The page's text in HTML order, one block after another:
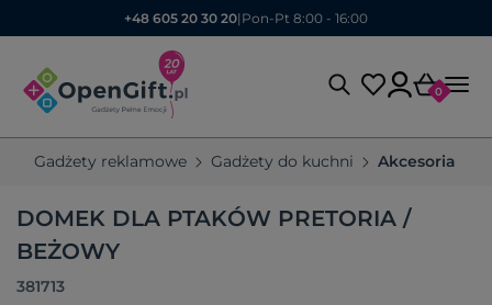
+48 605 20 30 20| Pon-Pt 8:00 - 16:00
0
Gadżety reklamowe Gadżety do kuchni Akcesoria
DOMEK DLA PTAKÓW PRETORIA /
BEŻOWY
381713